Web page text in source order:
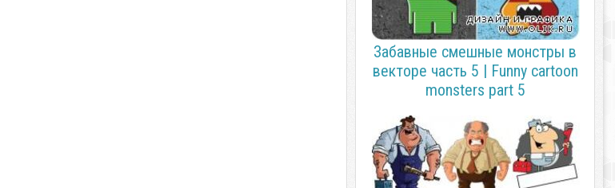
Забавные смешные монстры в
векторе часть 5 | Funny cartoon
monsters part 5